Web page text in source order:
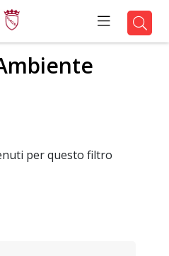
per questo filtro